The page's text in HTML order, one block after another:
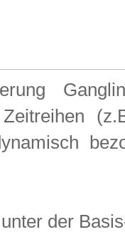
Zeitreihen
der